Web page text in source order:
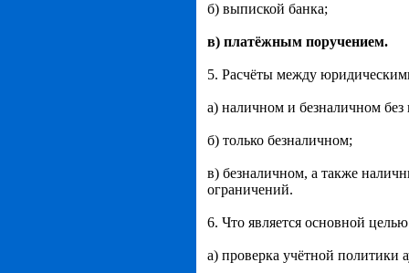
б) выпиской банка;
в) платёжным поручением.
5. Расчёты между
а) наличном и безналичном
б) только безналичном;
в) безналичном, а также
ограничений.
6. Что является основной
а) проверка учётной политики